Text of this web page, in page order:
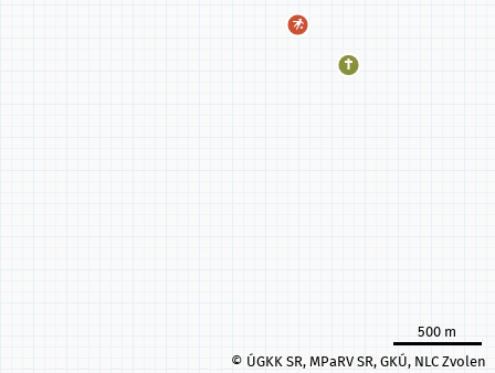
© ÚGKK SR, MPaRV SR, GKÚ, NLC Zvolen
500 m